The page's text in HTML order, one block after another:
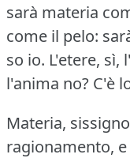
sarà materia
come il pelo:
so io. L'etere,
l'anima no? C'è
Materia,
ragionamento,